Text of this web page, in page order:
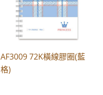
AF3009 72K橫線膠圈(藍
格)